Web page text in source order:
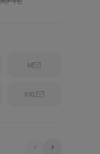
M
XXL